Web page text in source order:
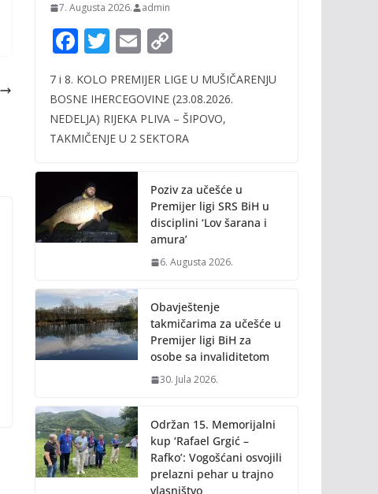
7. Augusta 2026. admin
F
e
b
o
o
k
T
itt
er
E
ai
l
p
y
Li
k
7 i 8. KOLO PREMIJER LIGE U MUŠIČARENJU
BOSNE IHERCEGOVINE (23.08.2026.
NEDELJA) RIJEKA PLIVA – ŠIPOVO,
TAKMIČENJE U 2 SEKTORA
Poziv za učešće u
Premijer ligi SRS BiH u
disciplini ‘Lov šarana i
amura’
6. Augusta 2026.
Obavještenje
takmičarima za učešće u
Premijer ligi BiH za
osobe sa invaliditetom
30. Jula 2026.
Održan 15. Memorijalni
kup ‘Rafael Grgić –
Rafko’: Vogošćani osvojili
prelazni pehar u trajno
vlasništvo